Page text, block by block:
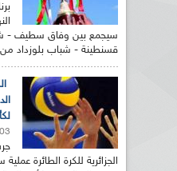
سيجمع بين وفاق سطيف -
قسنطينة - شباب بلوزداد من
03 أبريل 2019
الجزائرية للكرة الطائرة